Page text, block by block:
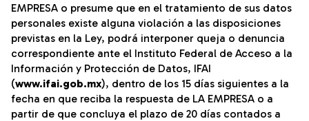
EMPRESA o presume que en el tratamiento de sus datos
personales existe alguna violación a las disposiciones
previstas en la Ley, podrá interponer queja o denuncia
correspondiente ante el Instituto Federal de Acceso a la
Información y Protección de Datos, IFAI
(www.ifai.gob.mx), dentro de los 15 días siguientes a la
fecha en que reciba la respuesta de LA EMPRESA o a
partir de que concluya el plazo de 20 días contados a